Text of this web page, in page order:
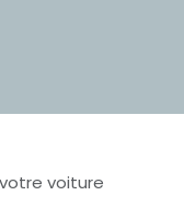
voiture